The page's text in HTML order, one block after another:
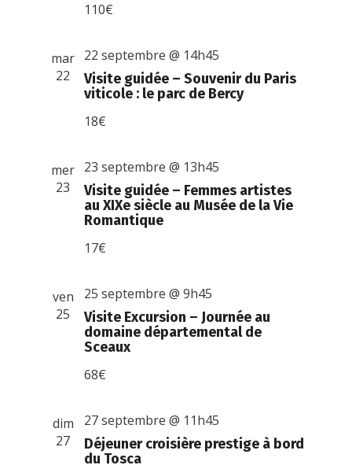
110€
mar
22
Visite guidée – Souvenir du Paris
viticole : le parc de Bercy
22 septembre @ 14h45
18€
mer
23
Visite guidée – Femmes artistes
au XIXe siècle au Musée de la Vie
Romantique
23 septembre @ 13h45
17€
ven
25
Visite Excursion – Journée au
domaine départemental de
Sceaux
25 septembre @ 9h45
68€
dim
27
Déjeuner croisière prestige à bord
du Tosca
27 septembre @ 11h45